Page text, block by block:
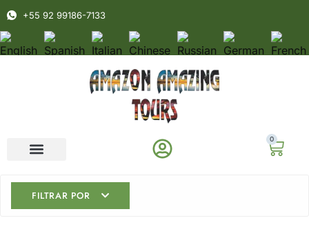
+55 92 99186-7133
0
FILTRAR POR